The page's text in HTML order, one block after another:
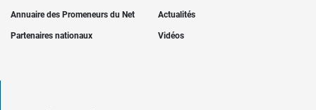
Annuaire des Promeneurs du Net Actualités
Partenaires nationaux Vidéos